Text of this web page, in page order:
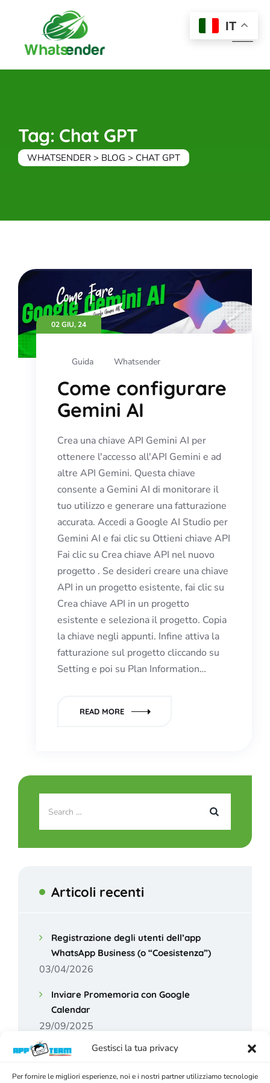
Gestisci la tua privacy
Per fornire le migliori esperienze, noi e i nostri partner utilizziamo tecnologie
Tag: Chat GPT
WHATSENDER > BLOG > CHAT GPT
02 GIU, 24
Guida Whatsender
Come configurare
Gemini AI
Crea una chiave API Gemini AI per
ottenere l'accesso all'API Gemini e ad
altre API Gemini. Questa chiave
consente a Gemini AI di monitorare il
tuo utilizzo e generare una fatturazione
accurata. Accedi a Google AI Studio per
Gemini AI e fai clic su Ottieni chiave API
Fai clic su Crea chiave API nel nuovo
progetto . Se desideri creare una chiave
API in un progetto esistente, fai clic su
Crea chiave API in un progetto
esistente e seleziona il progetto. Copia
la chiave negli appunti. Infine attiva la
fatturazione sul progetto cliccando su
Setting e poi su Plan Information…
READ MORE
Articoli recenti
Registrazione degli utenti dell’app
WhatsApp Business (o “Coesistenza”)
03/04/2026
Inviare Promemoria con Google
Calendar
29/09/2025
Uso delle REST API 28/08/2025
Come configurare Gemini AI 02/06/2024
IT